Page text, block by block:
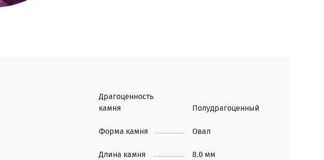
Драгоценность
камня
Полудрагоценный
Форма камня Овал
Длина камня 8.0 мм